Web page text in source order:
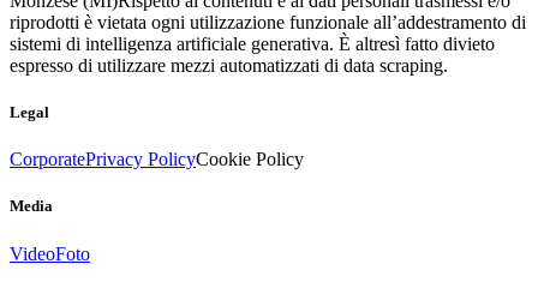
riprodotti è vietata ogni utilizzazione funzionale all’addestramento di
sistemi di intelligenza artificiale generativa. È altresì fatto divieto
espresso di utilizzare mezzi automatizzati di data scraping.
Legal
CorporatePrivacy PolicyCookie Policy
Media
VideoFoto